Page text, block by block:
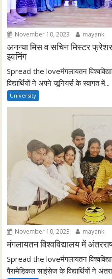
November 10, 2023 mayank
अनन्या मिस व सचिन मिस्टर फ्रेशर,
इवनिंग
Spread the loveमंगलायतन
विद्यार्थियों ने अपने जूनियर्स के स्वागत में...
University
November 10, 2023 mayank
मंगलायतन विश्वविद्यालय में
Spread the loveमंगलायतन
पैरामेडिकल साइंसेज के विद्यार्थियों ने